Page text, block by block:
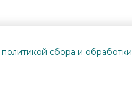
политикой сбора и обработки